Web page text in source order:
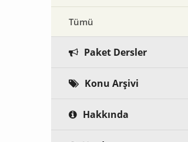
Tümü
Paket Dersler
Konu Arşivi
Hakkında